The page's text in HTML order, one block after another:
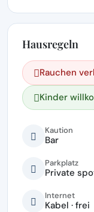
Hausregeln
Rauchen
Kinder
Kaution
Bar
Parkplatz
Private
Internet
Kabel · frei